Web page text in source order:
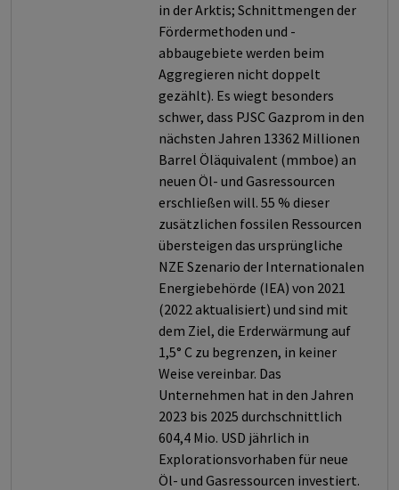
in der Arktis; Schnittmengen der
Fördermethoden und -
abbaugebiete werden beim
Aggregieren nicht doppelt
gezählt). Es wiegt besonders
schwer, dass PJSC Gazprom in den
nächsten Jahren 13362 Millionen
Barrel Öläquivalent (mmboe) an
neuen Öl- und Gasressourcen
erschließen will. 55 % dieser
zusätzlichen fossilen Ressourcen
übersteigen das ursprüngliche
NZE Szenario der Internationalen
Energiebehörde (IEA) von 2021
(2022 aktualisiert) und sind mit
dem Ziel, die Erderwärmung auf
1,5° C zu begrenzen, in keiner
Weise vereinbar. Das
Unternehmen hat in den Jahren
2023 bis 2025 durchschnittlich
604,4 Mio. USD jährlich in
Explorationsvorhaben für neue
Öl- und Gasressourcen investiert.